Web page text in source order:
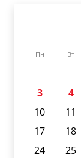
Пн Вт
3
4
10
11
17
18
24
25